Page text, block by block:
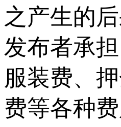
之产生的
发布者承
服装费、
费等各种